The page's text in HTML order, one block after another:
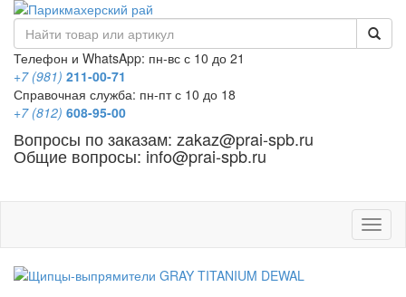
Телефон и WhatsApp: пн-вс с 10 до 21
+7 (981) 211-00-71
Справочная служба: пн-пт с 10 до 18
+7 (812) 608-95-00
Вопросы по заказам: zakaz@prai-spb.ru
Общие вопросы: info@prai-spb.ru